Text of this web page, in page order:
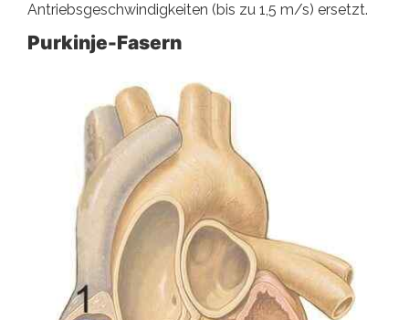
Antriebsgeschwindigkeiten (bis zu 1,5 m/s) ersetzt.
Purkinje-Fasern